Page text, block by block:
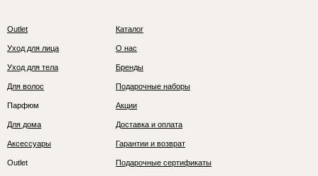
Outlet
Уход для лица
Уход для тела
Для волос
Парфюм
Для дома
Аксессуары
Outlet
Каталог
О нас
Бренды
Подарочные наборы
Акции
Доставка и оплата
Гарантии и возврат
Подарочные сертификаты